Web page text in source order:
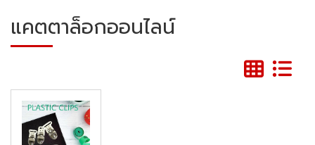
แคตตาล็อกออนไลน์